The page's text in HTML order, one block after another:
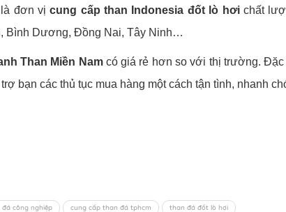
là đơn vịcung cấp than Indonesia đốt lò hơichất
Bình Dương, Đồng Nai, Tây Ninh…
Than Miền Namcó giá rẻ hơn so với thị trường. Đặc
bạn các thủ tục mua hàng một cách tận tình, nhanh
công nghiệp cung cấp than đá tphcm than đá đốt lò hơi